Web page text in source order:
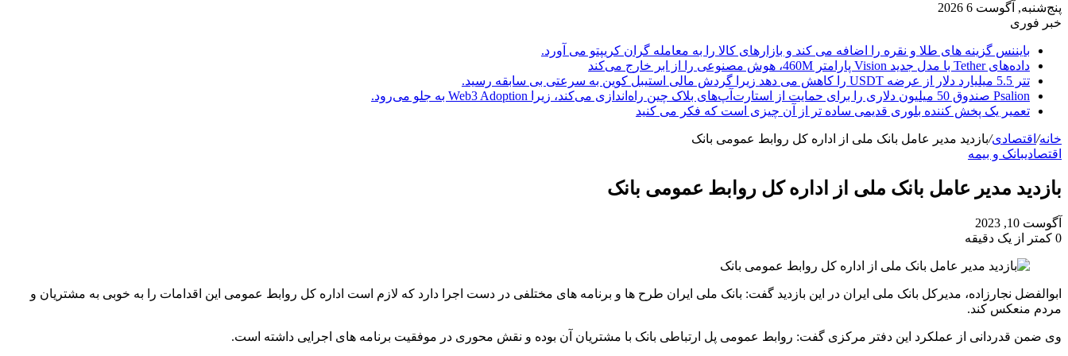
پنج‌شنبه, آگوست 6 2026
خبر فوری
بایننس گزینه های طلا و نقره را اضافه می کند و بازارهای کالا را به معامله گران کریپتو می آورد.
داده‌های Tether با مدل جدید Vision پارامتر 460M، هوش مصنوعی را از ابر خارج می‌کند
تتر 5.5 میلیارد دلار از عرضه USDT را کاهش می دهد زیرا گردش مالی استیبل کوین به سرعتی بی سابقه رسید.
Psalion صندوق 50 میلیون دلاری را برای حمایت از استارت‌آپ‌های بلاک چین راه‌اندازی می‌کند، زیرا Web3 Adoption به جلو می‌رود.
تعمیر یک پخش کننده بلوری قدیمی ساده تر از آن چیزی است که فکر می کنید
خانه/ اقتصادی/بازدید مدیر عامل بانک ملی از اداره کل روابط عمومی بانک
اقتصادیبانک و بیمه
بازدید مدیر عامل بانک ملی از اداره کل روابط عمومی بانک
آگوست 10, 2023
0 کمتر از یک دقیقه
ابوالفضل نجارزاده، مدیرکل بانک ملی ایران در این بازدید گفت: بانک ملی ایران طرح ها و برنامه های مختلفی در دست اجرا دارد که لازم است اداره کل روابط عمومی این اقدامات را به خوبی به مشتریان و
مردم منعکس کند.
وی ضمن قدردانی از عملکرد این دفتر مرکزی گفت: روابط عمومی پل ارتباطی بانک با مشتریان آن بوده و نقش محوری در موفقیت برنامه های اجرایی داشته است.